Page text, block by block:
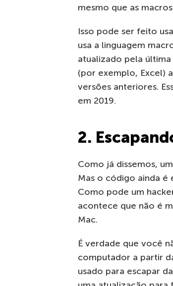
mesmo que as
Isso pode ser feito
usa a linguagem
atualizado pela
(por exemplo, Excel)
versões anteriores.
em 2019.
2.
Como já dissemos,
Mas o código ainda
Como pode um
acontece que não é
Mac.
É verdade que você
computador a partir
usado para escapar